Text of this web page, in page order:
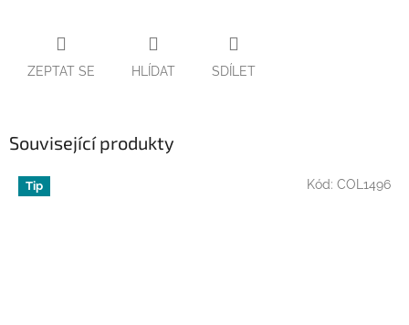
ZEPTAT SE HLÍDAT SDÍLET
Související produkty
Tip Kód: COL1496